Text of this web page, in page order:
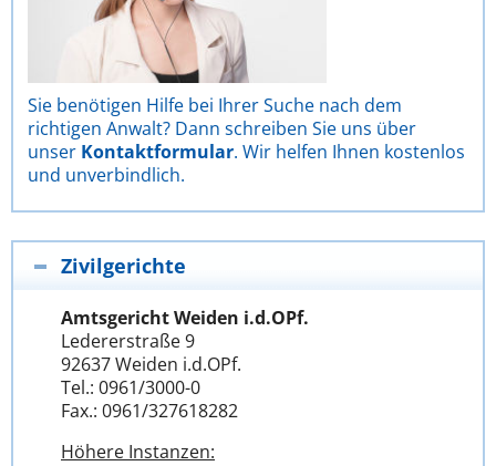
Sie benötigen Hilfe bei Ihrer Suche nach dem
richtigen Anwalt? Dann schreiben Sie uns über
unser Kontaktformular. Wir helfen Ihnen kostenlos
und unverbindlich.
Zivilgerichte
Amtsgericht Weiden i.d.OPf.
Ledererstraße 9
92637 Weiden i.d.OPf.
Tel.: 0961/3000-0
Fax.: 0961/327618282
Höhere Instanzen: